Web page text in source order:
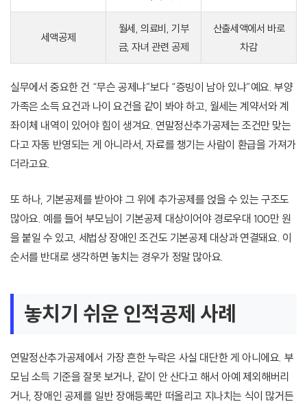
세액공제
월세, 의료비, 기부
금, 자녀 관련 공제
산출세액에서 바로
차감
실무에서 중요한 건 “무슨 공제냐”보다 “증빙이 남아 있냐”예요. 부양
가족은 소득 요건과 나이 요건을 같이 봐야 하고, 월세는 계약서와 계
좌이체 내역이 있어야 힘이 생겨요. 연말정산추가공제는 조건만 맞는
다고 자동 반영되는 게 아니라서, 자료를 챙기는 사람이 환급을 가져가
더라고요.
또 하나, 기본공제를 받아야 그 위에 추가공제를 얹을 수 있는 구조도
많아요. 예를 들어 부모님이 기본공제 대상이어야 경로우대 100만 원
을 붙일 수 있고, 세법상 장애인 조건도 기본공제 대상과 연결돼요. 이
순서를 반대로 생각하면 놓치는 경우가 정말 많아요.
놓치기 쉬운 인적공제 사례
연말정산추가공제에서 가장 흔한 누락은 사실 대단한 게 아니에요. 부
모님 소득 기준을 잘못 보거나, 같이 안 산다고 해서 아예 제외해버리
거나, 장애인 공제를 일반 장애등록만 떠올리고 지나치는 식이 많거든